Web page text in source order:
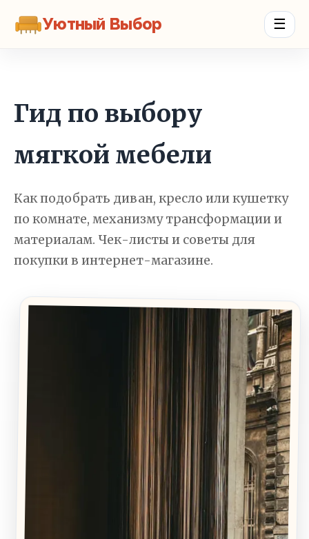
Уютный Выбор ☰
Гид по выбору
мягкой мебели
Как подобрать диван, кресло или кушетку
по комнате, механизму трансформации и
материалам. Чек-листы и советы для
покупки в интернет-магазине.